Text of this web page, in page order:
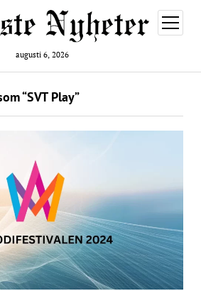
augusti 6, 2026
öppna
meny
“SVT Play”